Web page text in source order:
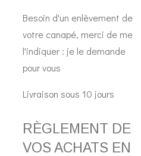
Besoin d'un enlèvement de
votre canapé, merci de me
l'indiquer : je le demande
pour vous
Livraison sous 10 jours
RÈGLEMENT DE
VOS ACHATS EN